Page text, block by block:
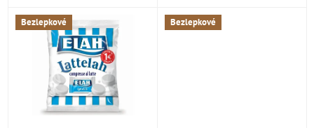
vzpomínky na poctivé
cukrovinky z dob,...
všech...
Bezlepkové Bezlepkové